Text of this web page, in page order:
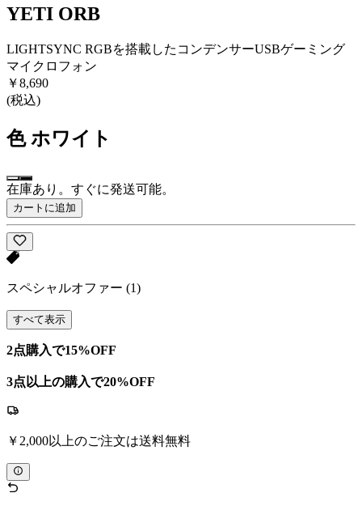
YETI ORB
LIGHTSYNC RGBを搭載したコンデンサーUSBゲーミング
マイクロフォン
￥8,690
(税込)
色 ホワイト
在庫あり。すぐに発送可能。
カートに追加
スペシャルオファー (1)
すべて表示
2点購入で15%OFF
3点以上の購入で20%OFF
￥2,000以上のご注文は送料無料